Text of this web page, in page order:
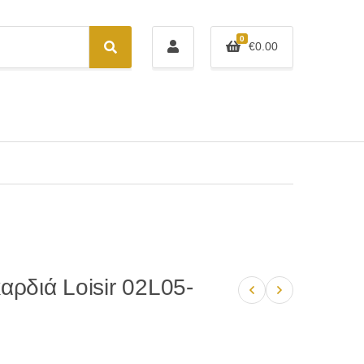
S
e
0
€0.00
Next product
Loisir 02L05-